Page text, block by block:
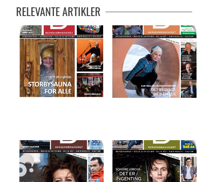
RELEVANTE ARTIKLER